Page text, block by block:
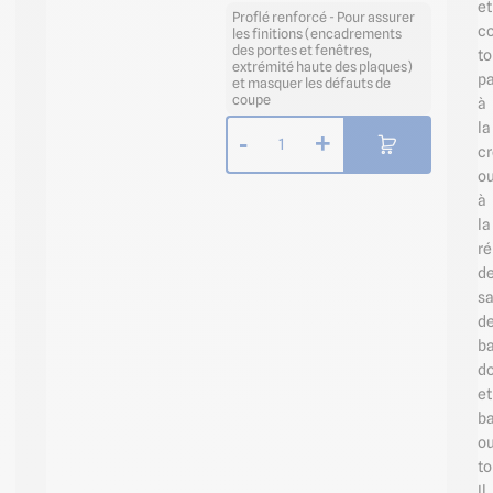
Proflé renforcé - Pour assurer
les finitions (encadrements
des portes et fenêtres,
extrémité haute des plaques)
et masquer les défauts de
coupe
- 1 +
et
à
la
à
la
et